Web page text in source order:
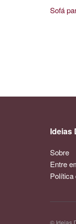
Sofá
Ideias
Sobre
Entre
Política
© Ideias